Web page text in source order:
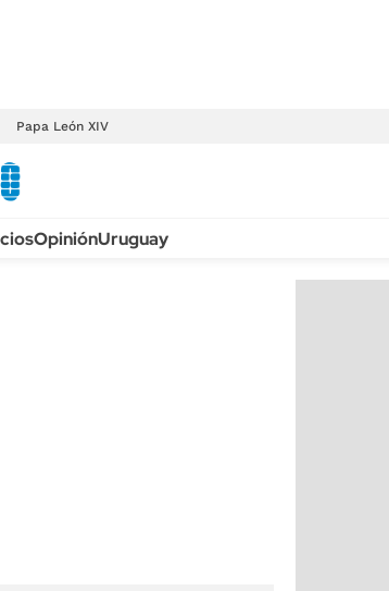
Papa León XIV
OpiniónUruguay